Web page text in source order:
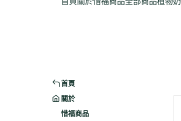
首頁
關於
惜福商品